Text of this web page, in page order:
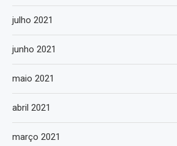
julho 2021
junho 2021
maio 2021
abril 2021
março 2021